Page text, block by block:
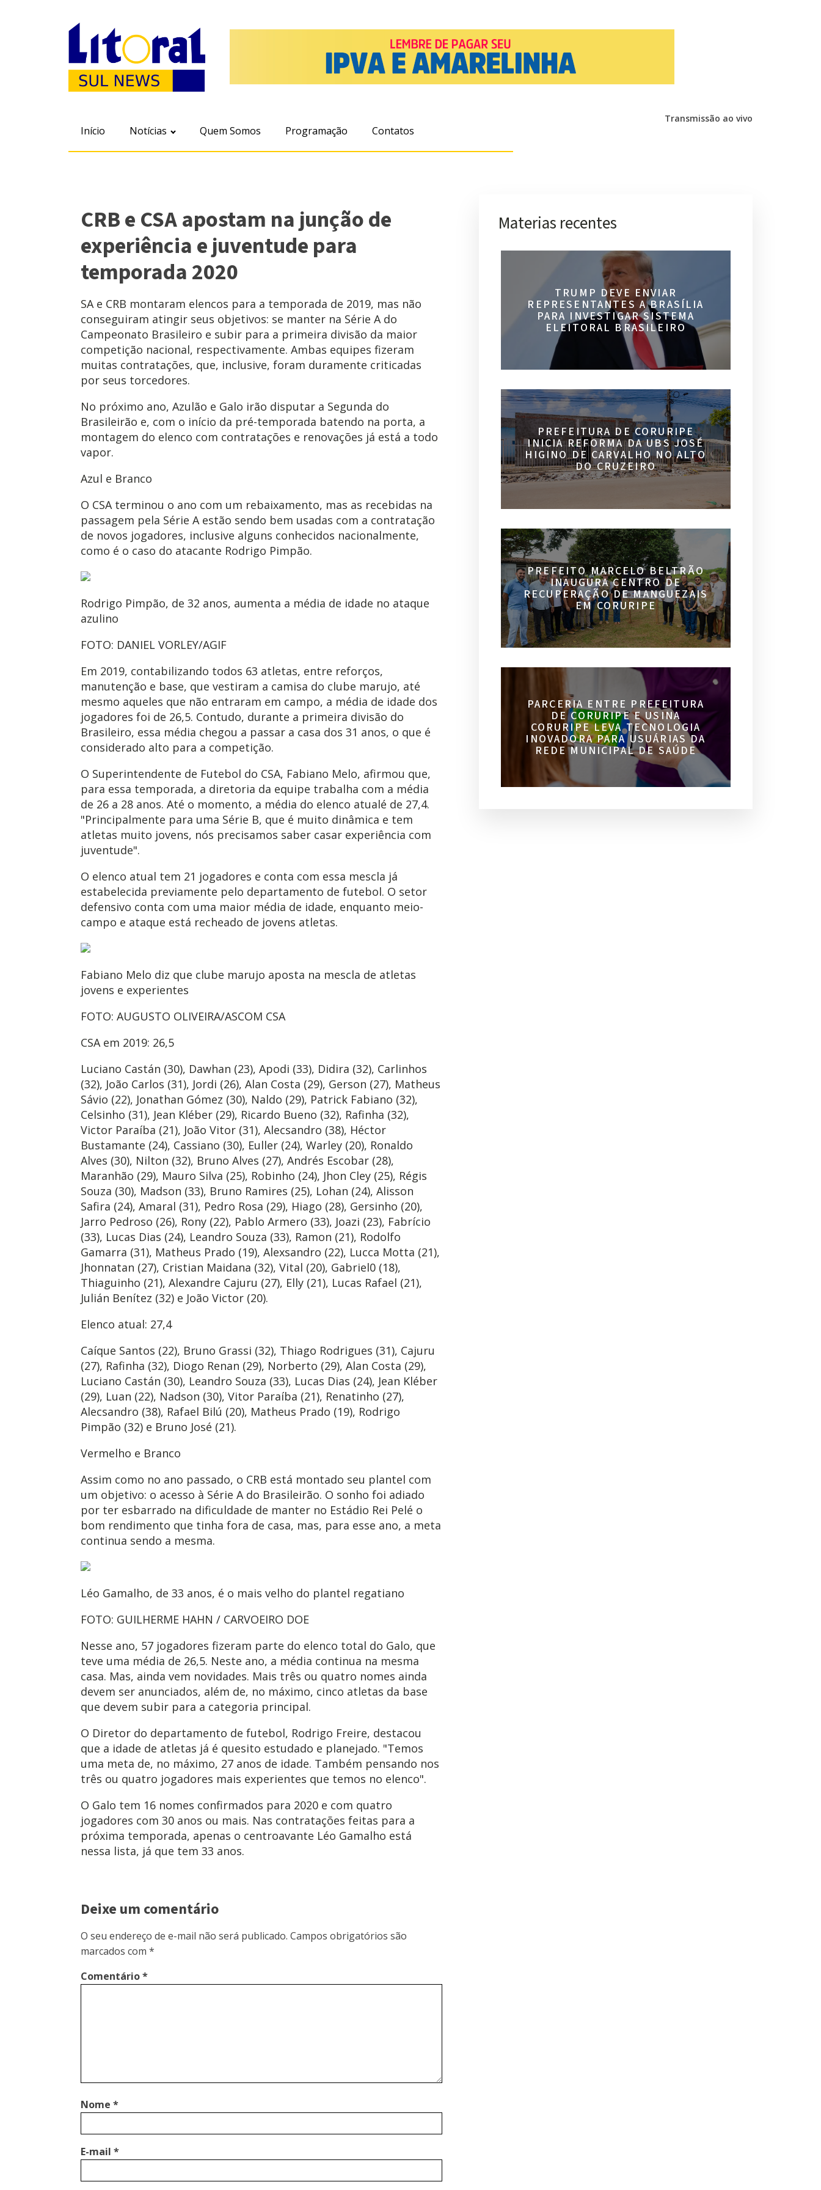
Início Notícias Quem Somos Programação Contatos
Transmissão ao vivo
CRB e CSA apostam na junção de
experiência e juventude para
temporada 2020
SA e CRB montaram elencos para a temporada de 2019, mas não
conseguiram atingir seus objetivos: se manter na Série A do
Campeonato Brasileiro e subir para a primeira divisão da maior
competição nacional, respectivamente. Ambas equipes fizeram
muitas contratações, que, inclusive, foram duramente criticadas
por seus torcedores.
No próximo ano, Azulão e Galo irão disputar a Segunda do
Brasileirão e, com o início da pré-temporada batendo na porta, a
montagem do elenco com contratações e renovações já está a todo
vapor.
Azul e Branco
O CSA terminou o ano com um rebaixamento, mas as recebidas na
passagem pela Série A estão sendo bem usadas com a contratação
de novos jogadores, inclusive alguns conhecidos nacionalmente,
como é o caso do atacante Rodrigo Pimpão.
Rodrigo Pimpão, de 32 anos, aumenta a média de idade no ataque
azulino
FOTO: DANIEL VORLEY/AGIF
Em 2019, contabilizando todos 63 atletas, entre reforços,
manutenção e base, que vestiram a camisa do clube marujo, até
mesmo aqueles que não entraram em campo, a média de idade dos
jogadores foi de 26,5. Contudo, durante a primeira divisão do
Brasileiro, essa média chegou a passar a casa dos 31 anos, o que é
considerado alto para a competição.
O Superintendente de Futebol do CSA, Fabiano Melo, afirmou que,
para essa temporada, a diretoria da equipe trabalha com a média
de 26 a 28 anos. Até o momento, a média do elenco atualé de 27,4.
"Principalmente para uma Série B, que é muito dinâmica e tem
atletas muito jovens, nós precisamos saber casar experiência com
juventude".
O elenco atual tem 21 jogadores e conta com essa mescla já
estabelecida previamente pelo departamento de futebol. O setor
defensivo conta com uma maior média de idade, enquanto meio-
campo e ataque está recheado de jovens atletas.
Fabiano Melo diz que clube marujo aposta na mescla de atletas
jovens e experientes
FOTO: AUGUSTO OLIVEIRA/ASCOM CSA
CSA em 2019: 26,5
Luciano Castán (30), Dawhan (23), Apodi (33), Didira (32), Carlinhos
(32), João Carlos (31), Jordi (26), Alan Costa (29), Gerson (27), Matheus
Sávio (22), Jonathan Gómez (30), Naldo (29), Patrick Fabiano (32),
Celsinho (31), Jean Kléber (29), Ricardo Bueno (32), Rafinha (32),
Victor Paraíba (21), João Vitor (31), Alecsandro (38), Héctor
Bustamante (24), Cassiano (30), Euller (24), Warley (20), Ronaldo
Alves (30), Nilton (32), Bruno Alves (27), Andrés Escobar (28),
Maranhão (29), Mauro Silva (25), Robinho (24), Jhon Cley (25), Régis
Souza (30), Madson (33), Bruno Ramires (25), Lohan (24), Alisson
Safira (24), Amaral (31), Pedro Rosa (29), Hiago (28), Gersinho (20),
Jarro Pedroso (26), Rony (22), Pablo Armero (33), Joazi (23), Fabrício
(33), Lucas Dias (24), Leandro Souza (33), Ramon (21), Rodolfo
Gamarra (31), Matheus Prado (19), Alexsandro (22), Lucca Motta (21),
Jhonnatan (27), Cristian Maidana (32), Vital (20), Gabriel0 (18),
Thiaguinho (21), Alexandre Cajuru (27), Elly (21), Lucas Rafael (21),
Julián Benítez (32) e João Victor (20).
Elenco atual: 27,4
Caíque Santos (22), Bruno Grassi (32), Thiago Rodrigues (31), Cajuru
(27), Rafinha (32), Diogo Renan (29), Norberto (29), Alan Costa (29),
Luciano Castán (30), Leandro Souza (33), Lucas Dias (24), Jean Kléber
(29), Luan (22), Nadson (30), Vitor Paraíba (21), Renatinho (27),
Alecsandro (38), Rafael Bilú (20), Matheus Prado (19), Rodrigo
Pimpão (32) e Bruno José (21).
Vermelho e Branco
Assim como no ano passado, o CRB está montado seu plantel com
um objetivo: o acesso à Série A do Brasileirão. O sonho foi adiado
por ter esbarrado na dificuldade de manter no Estádio Rei Pelé o
bom rendimento que tinha fora de casa, mas, para esse ano, a meta
continua sendo a mesma.
Léo Gamalho, de 33 anos, é o mais velho do plantel regatiano
FOTO: GUILHERME HAHN / CARVOEIRO DOE
Nesse ano, 57 jogadores fizeram parte do elenco total do Galo, que
teve uma média de 26,5. Neste ano, a média continua na mesma
casa. Mas, ainda vem novidades. Mais três ou quatro nomes ainda
devem ser anunciados, além de, no máximo, cinco atletas da base
que devem subir para a categoria principal.
O Diretor do departamento de futebol, Rodrigo Freire, destacou
que a idade de atletas já é quesito estudado e planejado. "Temos
uma meta de, no máximo, 27 anos de idade. Também pensando nos
três ou quatro jogadores mais experientes que temos no elenco".
O Galo tem 16 nomes confirmados para 2020 e com quatro
jogadores com 30 anos ou mais. Nas contratações feitas para a
próxima temporada, apenas o centroavante Léo Gamalho está
nessa lista, já que tem 33 anos.
Deixe um comentário
O seu endereço de e-mail não será publicado. Campos obrigatórios são
marcados com *
Comentário*
Nome *
E-mail *
Materias recentes
TRUMP DEVE ENVIAR
REPRESENTANTES A BRASÍLIA
PARA INVESTIGAR SISTEMA
ELEITORAL BRASILEIRO
PREFEITURA DE CORURIPE
INICIA REFORMA DA UBS JOSÉ
HIGINO DE CARVALHO NO ALTO
DO CRUZEIRO
PREFEITO MARCELO BELTRÃO
INAUGURA CENTRO DE
RECUPERAÇÃO DE MANGUEZAIS
EM CORURIPE
PARCERIA ENTRE PREFEITURA
DE CORURIPE E USINA
CORURIPE LEVA TECNOLOGIA
INOVADORA PARA USUÁRIAS DA
REDE MUNICIPAL DE SAÚDE